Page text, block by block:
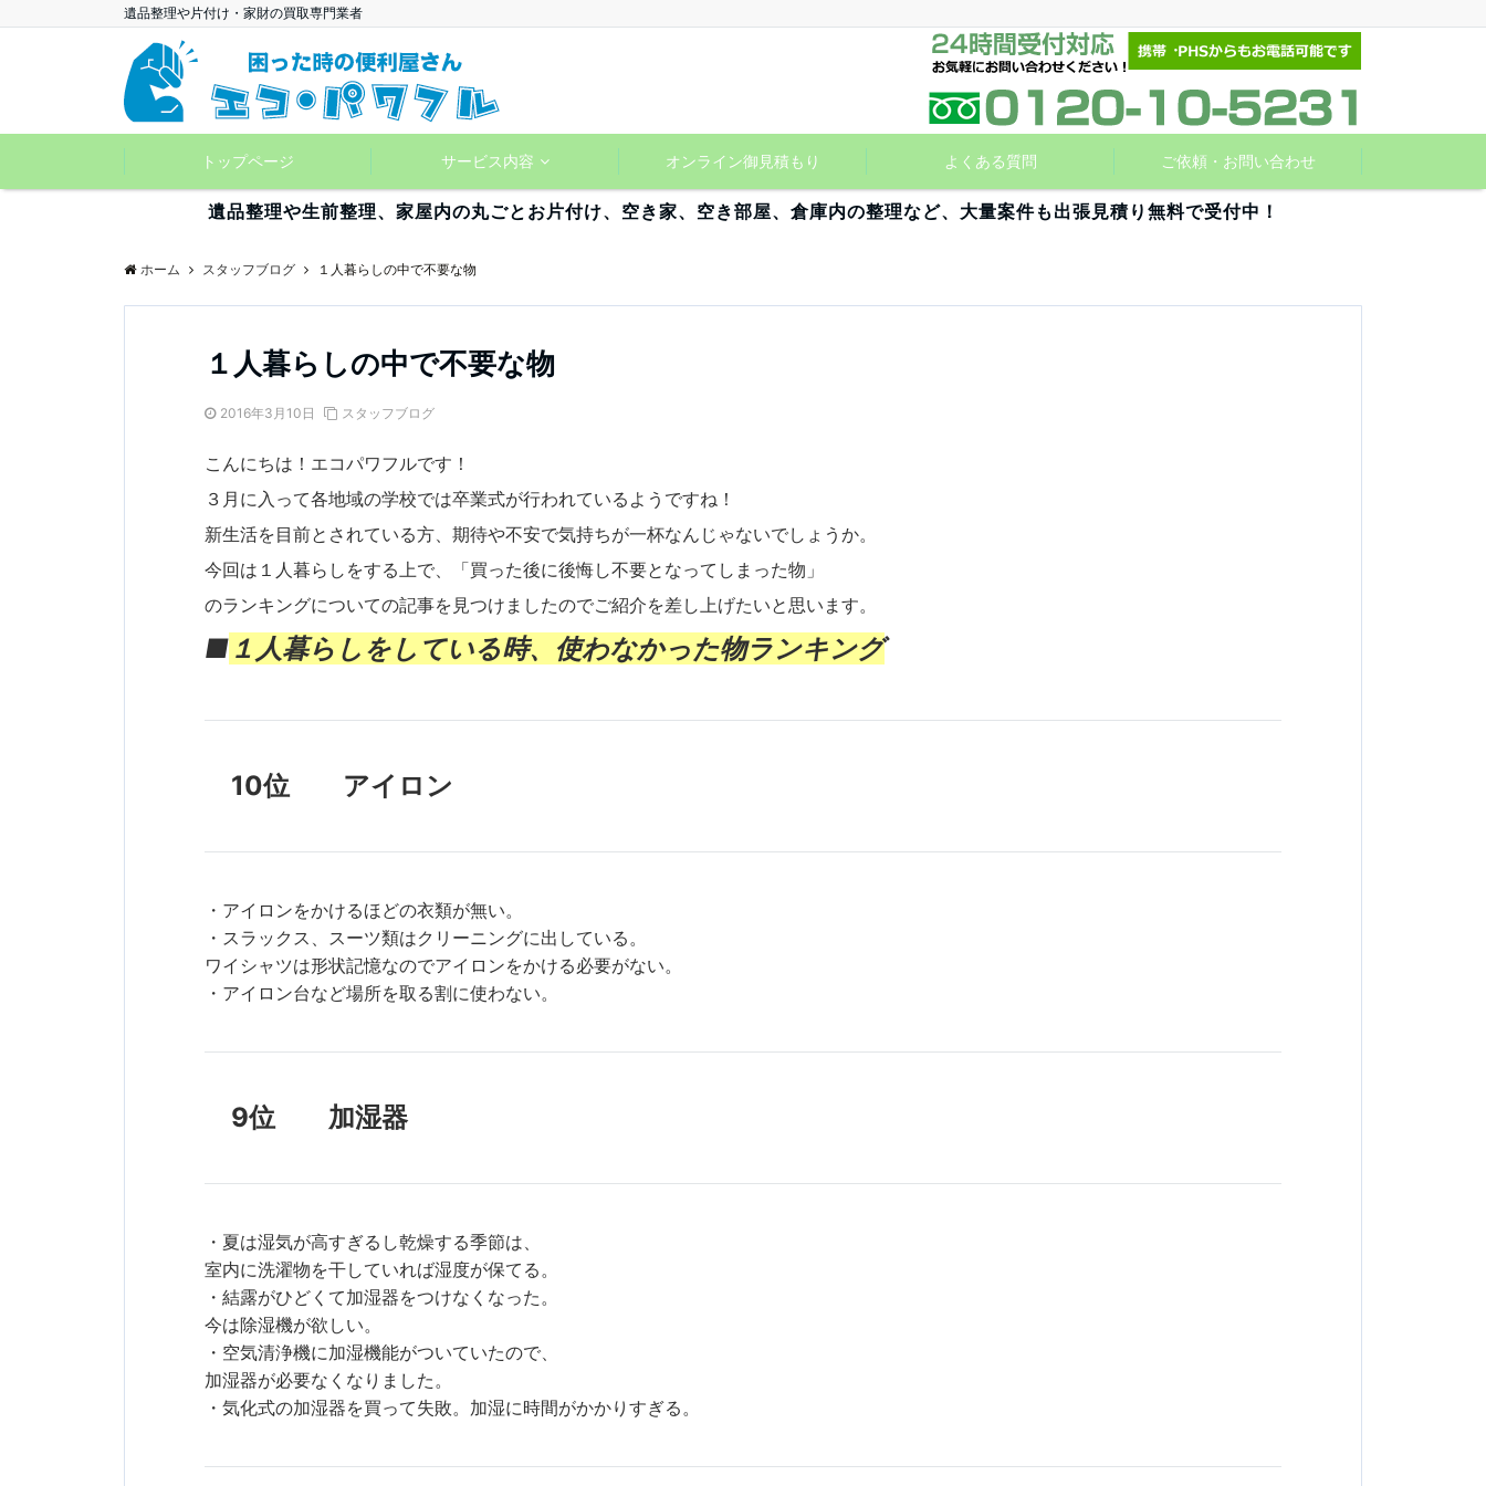
遺品整理や片付け・家財の買取専門業者
トップページ サービス内容 オンライン御見積もり よくある質問 ご依頼・お問い合わせ
遺品整理や生前整理、家屋内の丸ごとお片付け、空き家、空き部屋、倉庫内の整理など、大量案件も出張見積り無料で受付中！
ホーム スタッフブログ １人暮らしの中で不要な物
１人暮らしの中で不要な物
2016年3月10日 スタッフブログ
こんにちは！エコパワフルです！
３月に入って各地域の学校では卒業式が行われているようですね！
新生活を目前とされている方、期待や不安で気持ちが一杯なんじゃないでしょうか。
今回は１人暮らしをする上で、「買った後に後悔し不要となってしまった物」
のランキングについての記事を見つけましたのでご紹介を差し上げたいと思います。
■ １人暮らしをしている時、使わなかった物ランキング
10位 アイロン
・アイロンをかけるほどの衣類が無い。
・スラックス、スーツ類はクリーニングに出している。
ワイシャツは形状記憶なのでアイロンをかける必要がない。
・アイロン台など場所を取る割に使わない。
9位 加湿器
・夏は湿気が高すぎるし乾燥する季節は、
室内に洗濯物を干していれば湿度が保てる。
・結露がひどくて加湿器をつけなくなった。
今は除湿機が欲しい。
・空気清浄機に加湿機能がついていたので、
加湿器が必要なくなりました。
・気化式の加湿器を買って失敗。加湿に時間がかかりすぎる。